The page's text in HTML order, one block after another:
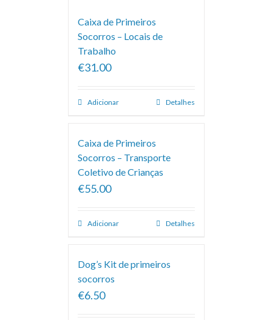
Caixa de Primeiros
Socorros – Locais de
Trabalho
€31.00
Adicionar Detalhes
Caixa de Primeiros
Socorros – Transporte
Coletivo de Crianças
€55.00
Adicionar Detalhes
Dog’s Kit de primeiros
socorros
€6.50